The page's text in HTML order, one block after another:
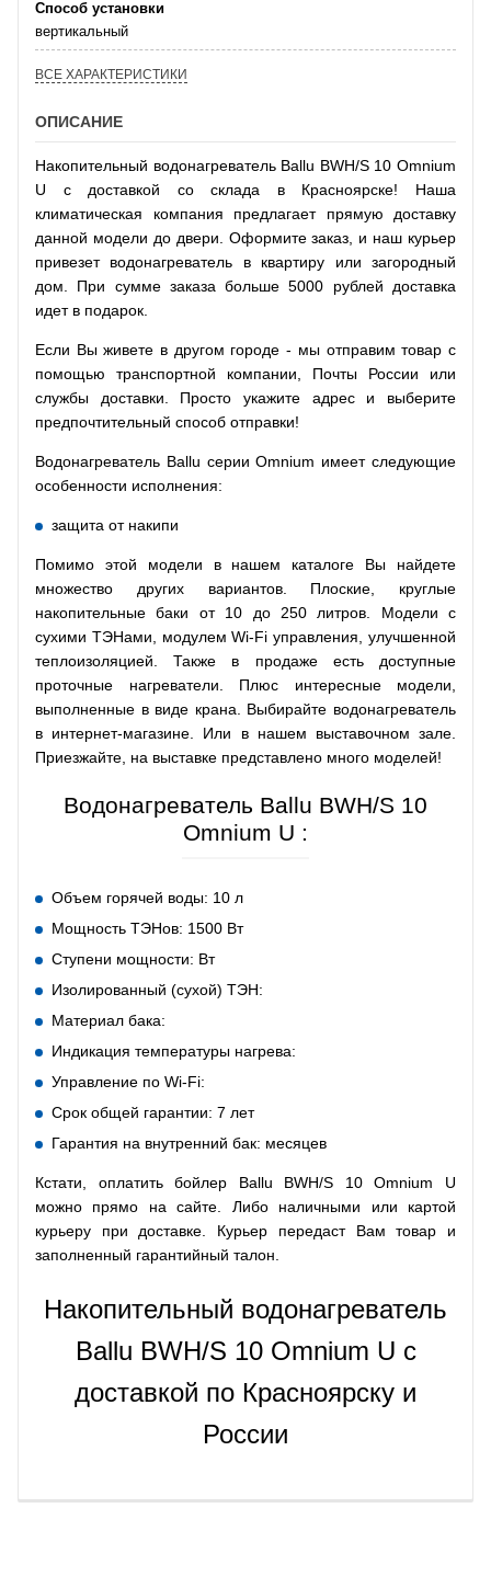
Способ установки
вертикальный
ВСЕ ХАРАКТЕРИСТИКИ
ОПИСАНИЕ
Накопительный водонагреватель Ballu BWH/S 10 Omnium
U с доставкой со склада в Красноярске! Наша
климатическая компания предлагает прямую доставку
данной модели до двери. Оформите заказ, и наш курьер
привезет водонагреватель в квартиру или загородный
дом. При сумме заказа больше 5000 рублей доставка
идет в подарок.
Если Вы живете в другом городе - мы отправим товар с
помощью транспортной компании, Почты России или
службы доставки. Просто укажите адрес и выберите
предпочтительный способ отправки!
Водонагреватель Ballu серии Omnium имеет следующие
особенности исполнения:
защита от накипи
Помимо этой модели в нашем каталоге Вы найдете
множество других вариантов. Плоские, круглые
накопительные баки от 10 до 250 литров. Модели с
сухими ТЭНами, модулем Wi-Fi управления, улучшенной
теплоизоляцией. Также в продаже есть доступные
проточные нагреватели. Плюс интересные модели,
выполненные в виде крана. Выбирайте водонагреватель
в интернет-магазине. Или в нашем выставочном зале.
Приезжайте, на выставке представлено много моделей!
Водонагреватель Ballu BWH/S 10
Omnium U :
Объем горячей воды: 10 л
Мощность ТЭНов: 1500 Вт
Ступени мощности: Вт
Изолированный (сухой) ТЭН:
Материал бака:
Индикация температуры нагрева:
Управление по Wi-Fi:
Срок общей гарантии: 7 лет
Гарантия на внутренний бак: месяцев
Кстати, оплатить бойлер Ballu BWH/S 10 Omnium U
можно прямо на сайте. Либо наличными или картой
курьеру при доставке. Курьер передаст Вам товар и
заполненный гарантийный талон.
Накопительный водонагреватель
Ballu BWH/S 10 Omnium U с
доставкой по Красноярску и
России